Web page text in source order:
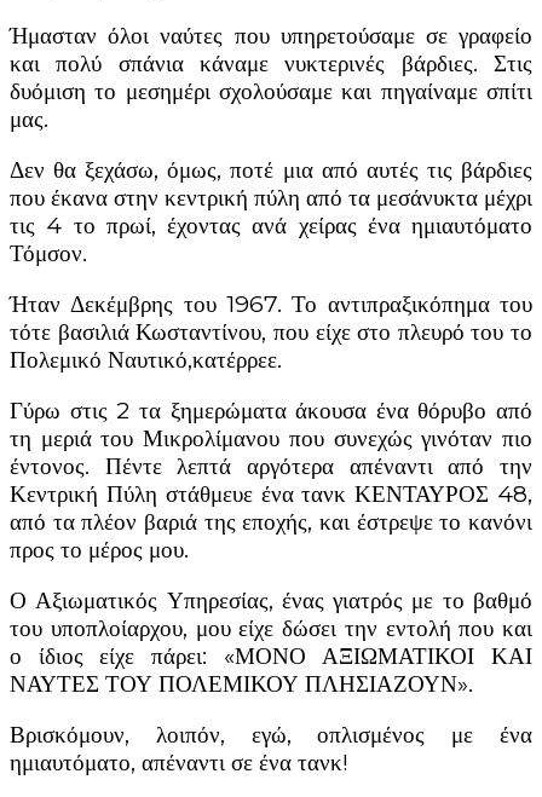
Ήμασταν όλοι ναύτες που υπηρετούσαμε σε γραφείο
και πολύ σπάνια κάναμε νυκτερινές βάρδιες. Στις
δυόμιση το μεσημέρι σχολούσαμε και πηγαίναμε σπίτι
μας.
Δεν θα ξεχάσω, όμως, ποτέ μια από αυτές τις βάρδιες
που έκανα στην κεντρική πύλη από τα μεσάνυκτα μέχρι
τις 4 το πρωί, έχοντας ανά χείρας ένα ημιαυτόματο
Τόμσον.
Ήταν Δεκέμβρης του 1967. Το αντιπραξικόπημα του
τότε βασιλιά Κωσταντίνου, που είχε στο πλευρό του το
Πολεμικό Ναυτικό,κατέρρεε.
Γύρω στις 2 τα ξημερώματα άκουσα ένα θόρυβο από
τη μεριά του Μικρολίμανου που συνεχώς γινόταν πιο
έντονος. Πέντε λεπτά αργότερα απέναντι από την
Κεντρική Πύλη στάθμευε ένα τανκ ΚΕΝΤΑΥΡΟΣ 48,
από τα πλέον βαριά της εποχής, και έστρεψε το κανόνι
προς το μέρος μου.
Ο Αξιωματικός Υπηρεσίας, ένας γιατρός με το βαθμό
του υποπλοίαρχου, μου είχε δώσει την εντολή που και
ο ίδιος είχε πάρει: «ΜΟΝΟ ΑΞΙΩΜΑΤΙΚΟΙ ΚΑΙ
ΝΑΥΤΕΣ ΤΟΥ ΠΟΛΕΜΙΚΟΥ ΠΛΗΣΙΑΖΟΥΝ».
Βρισκόμουν, λοιπόν, εγώ, οπλισμένος με ένα
ημιαυτόματο, απέναντι σε ένα τανκ!